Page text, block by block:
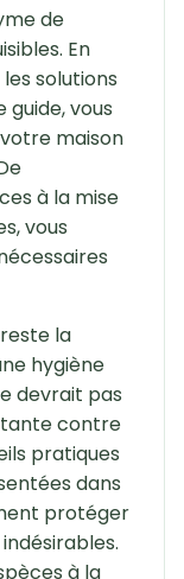
de
En
solutions
vous
maison
à la mise
vous
la
hygiène
devrait pas
contre
pratiques
dans
protéger
à la